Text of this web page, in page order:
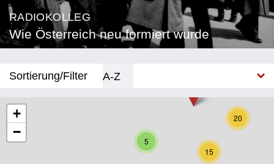
RADIOKOLLEG
Wie Österreich neu formiert wurde
Sortierung/Filter
A-Z
Bundesland
Burgenland
15
20
5
+
−